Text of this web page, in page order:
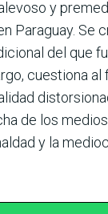
y
Paraguay. Se
del que
cuestiona
de los
y la